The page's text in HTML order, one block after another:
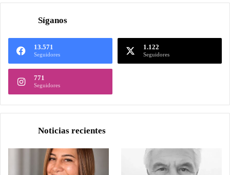
Síganos
13.571
Seguidores
1.122
Seguidores
771
Seguidores
Noticias recientes